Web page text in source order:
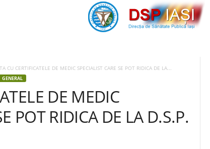
CU CERTIFICATELE DE MEDIC SPECIALIST CARE SE POT RIDICA DE LA...
GENERAL
DE MEDIC
POT RIDICA DE LA D.S.P.